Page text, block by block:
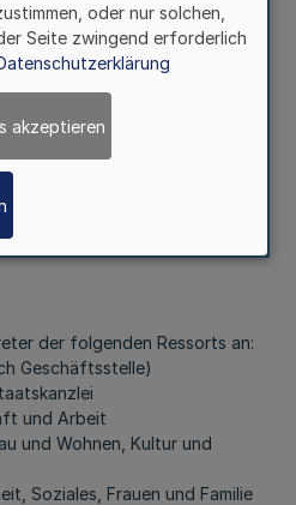
Fachressorts zu treffenden
zu erarbeiten, die umgehend
Behörden und
und geordnet an die
Dienststellen zu übermitteln,
zu konzipieren, durchzuführen
der folgenden Ressorts an:
Geschäftsstelle)
und Arbeit
und Wohnen, Kultur und
Soziales, Frauen und Familie
oder nur solchen,
Seite zwingend erforderlich
akzeptieren